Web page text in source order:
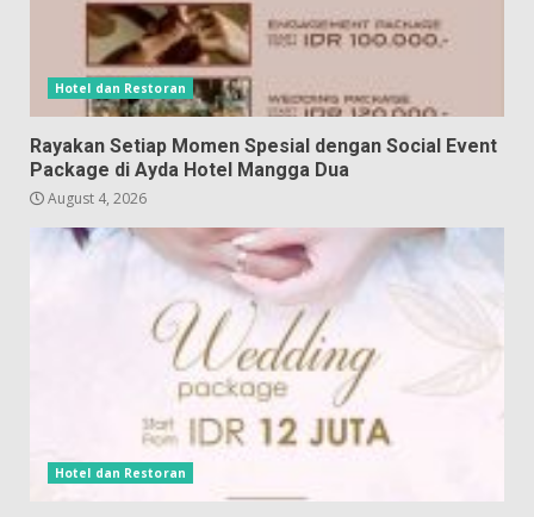
Hotel dan Restoran
Rayakan Setiap Momen Spesial dengan Social Event
Package di Ayda Hotel Mangga Dua
August 4, 2026
Hotel dan Restoran